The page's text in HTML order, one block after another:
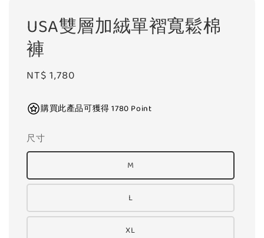
USA雙層加絨單褶寬鬆棉
褲
Regular
NT$ 1,780
購買此產品可獲得 1780 Point
尺寸
M
L
XL